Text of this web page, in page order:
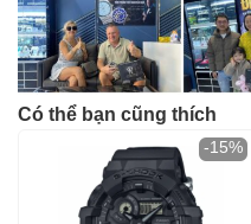
Có thể bạn cũng thích
-15%